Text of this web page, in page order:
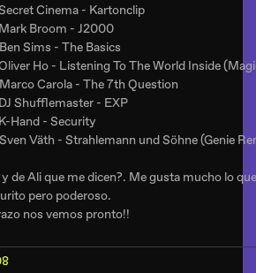
Cinema - Kartonclip
Broom - J2000
Sims - The Basics
Ho - Listening To The World Inside
Carola - The 7th Question
Shufflemaster - EXP
Hand - Security
Väth - Strahlemann und Söhne (Genie
y de Ali que me dicen?. Me gusta mucho lo
pero poderoso.
nos vemos pronto!!